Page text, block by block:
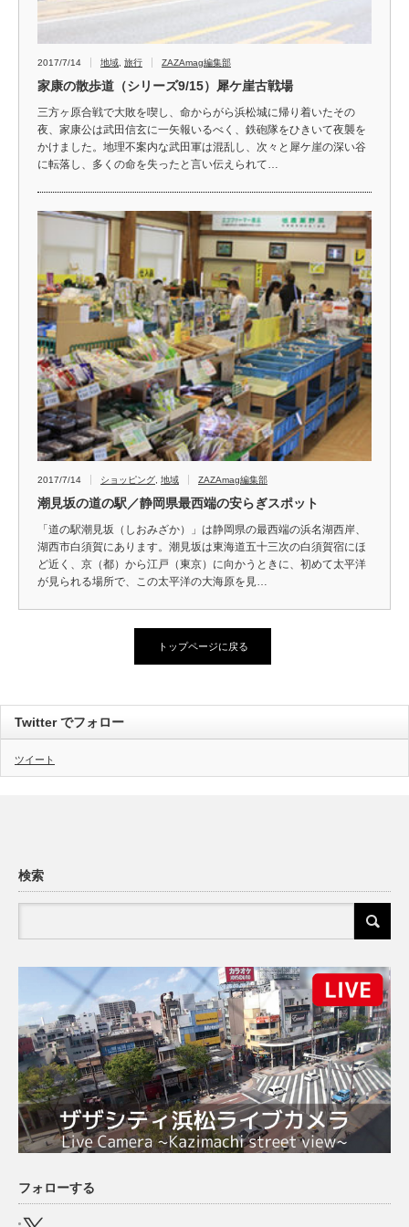
2017/7/14 地域 旅行 ZAZAmag編集部
家康の散歩道（シリーズ9/15）犀ケ崖古戦場
三方ヶ原合戦で大敗を喫し、命からがら浜松城に帰り着いたその
夜、家康公は武田信玄に一矢報いるべく、鉄砲隊をひきいて夜襲を
かけました。地理不案内な武田軍は混乱し、次々と犀ケ崖の深い谷
に転落し、多くの命を失ったと言い伝えられて…
2017/7/14 ショッピング 地域 ZAZAmag編集部
潮見坂の道の駅／静岡県最西端の安らぎスポット
「道の駅潮見坂（しおみざか）」は静岡県の最西端の浜名湖西岸、
湖西市白須賀にあります。潮見坂は東海道五十三次の白須賀宿にほ
ど近く、京（都）から江戸（東京）に向かうときに、初めて太平洋
が見られる場所で、この太平洋の大海原を見…
トップページに戻る
Twitter でフォロー
ツイート
検索
フォローする
X